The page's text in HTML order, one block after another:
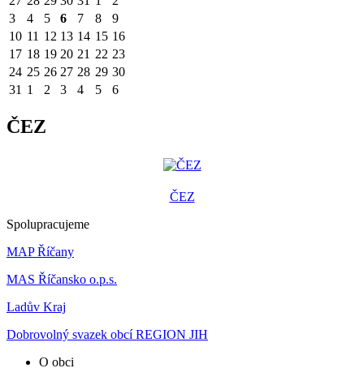
3
4 5 6 7 8
9
10 11 12 13 14 15 16
17 18 19 20 21 22 23
24 25 26 27 28 29 30
31 1 2 3 4 5 6
ČEZ
ČEZ
Spolupracujeme
MAP Říčany
MAS Říčansko o.p.s.
Ladův Kraj
Dobrovolný svazek obcí REGION JIH
O obci